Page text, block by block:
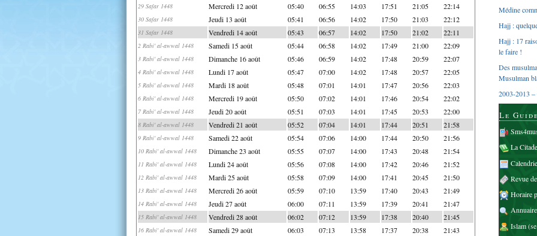
29 Safar 1448 Mercredi 12 août 05:40 06:55 14:03 17:51 21:05 22:14
30 Safar 1448 Jeudi 13 août 05:41 06:56 14:02 17:50 21:03 22:12
31 Safar 1448 Vendredi 14 août 05:43 06:57 14:02 17:50 21:02 22:11
2 Rabi' al-awwal 1448 Samedi 15 août 05:44 06:58 14:02 17:49 21:00 22:09
3 Rabi' al-awwal 1448 Dimanche 16 août 05:46 06:59 14:02 17:48 20:59 22:07
4 Rabi' al-awwal 1448 Lundi 17 août 05:47 07:00 14:02 17:48 20:57 22:05
5 Rabi' al-awwal 1448 Mardi 18 août 05:48 07:01 14:01 17:47 20:56 22:03
6 Rabi' al-awwal 1448 Mercredi 19 août 05:50 07:02 14:01 17:46 20:54 22:02
7 Rabi' al-awwal 1448 Jeudi 20 août 05:51 07:03 14:01 17:45 20:53 22:00
8 Rabi' al-awwal 1448 Vendredi 21 août 05:52 07:04 14:01 17:44 20:51 21:58
9 Rabi' al-awwal 1448 Samedi 22 août 05:54 07:06 14:00 17:44 20:50 21:56
10 Rabi' al-awwal 1448 Dimanche 23 août 05:55 07:07 14:00 17:43 20:48 21:54
11 Rabi' al-awwal 1448 Lundi 24 août 05:56 07:08 14:00 17:42 20:46 21:52
12 Rabi' al-awwal 1448 Mardi 25 août 05:58 07:09 14:00 17:41 20:45 21:50
13 Rabi' al-awwal 1448 Mercredi 26 août 05:59 07:10 13:59 17:40 20:43 21:49
14 Rabi' al-awwal 1448 Jeudi 27 août 06:00 07:11 13:59 17:39 20:41 21:47
15 Rabi' al-awwal 1448 Vendredi 28 août 06:02 07:12 13:59 17:38 20:40 21:45
16 Rabi' al-awwal 1448 Samedi 29 août 06:03 07:13 13:58 17:37 20:38 21:43
Médine
Hajj :
Hajj : 17
le faire !
Des
Musulman
2003-2013 –
Le
La
Revue
Horaire
Islam